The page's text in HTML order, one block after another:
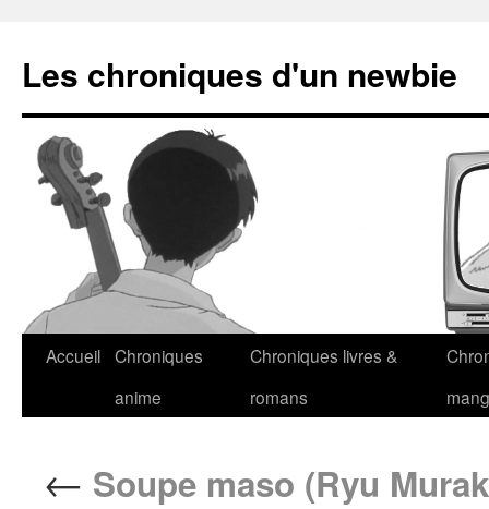
Les chroniques d'un newbie
Accueil Chroniques
anime
Chroniques livres &
romans
← Soupe maso (Ryu